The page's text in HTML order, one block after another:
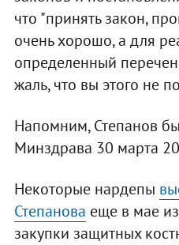
что "принять закон,
очень хорошо, а для
определенный
жаль, что вы этого не
Напомним, Степанов
Минздрава 30 марта
Некоторые нардепы
Степанова еще в мае
закупки защитных